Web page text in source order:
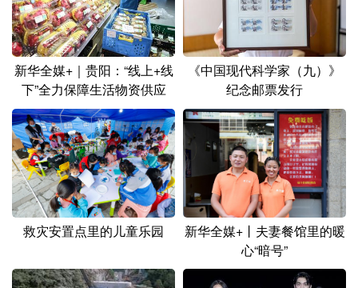
新华全媒+｜贵阳：“线上+线
下”全力保障生活物资供应
《中国现代科学家（九）》
纪念邮票发行
救灾安置点里的儿童乐园
新华全媒+丨夫妻餐馆里的暖
心“暗号”